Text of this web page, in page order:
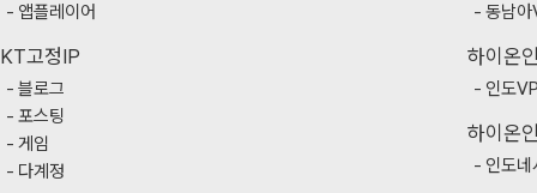
앱플레이어
KT고정IP
블로그
포스팅
게임
다계정
동남
하이온
인도
하이온
인도